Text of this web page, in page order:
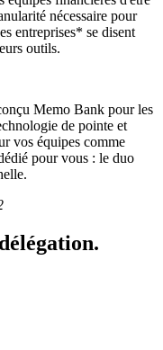
nécessaire pour
entreprises* se disent
outils.
Memo Bank pour les
de pointe et
vos équipes comme
pour vous : le duo